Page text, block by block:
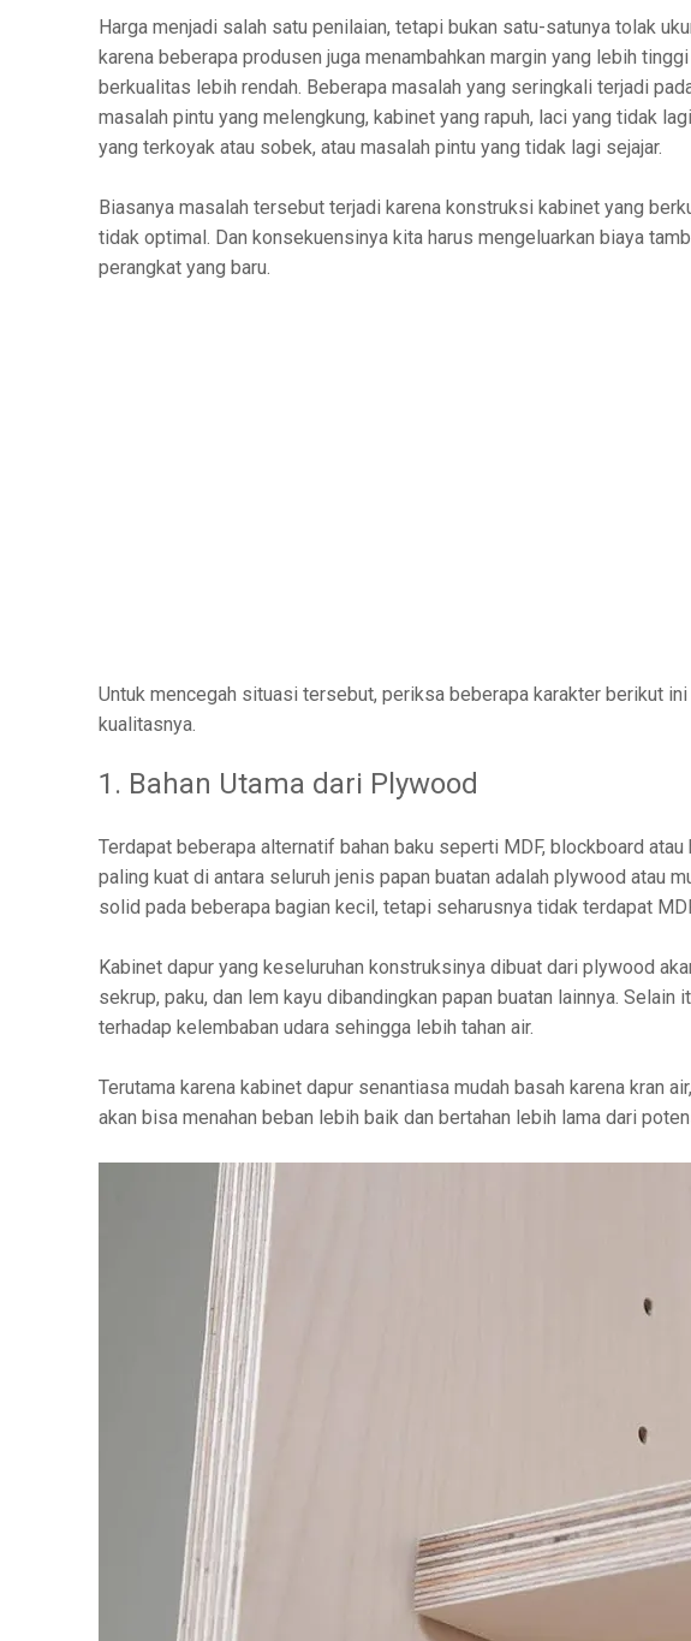
Harga menjadi salah satu penilaian, tetapi bukan satu-satunya tolak
karena beberapa produsen juga menambahkan margin yang lebih
berkualitas lebih rendah. Beberapa masalah yang seringkali terjadi
masalah pintu yang melengkung, kabinet yang rapuh, laci yang tidak
yang terkoyak atau sobek, atau masalah pintu yang tidak lagi sejajar.
Biasanya masalah tersebut terjadi karena konstruksi kabinet yang
tidak optimal. Dan konsekuensinya kita harus mengeluarkan biaya
perangkat yang baru.
Untuk mencegah situasi tersebut, periksa beberapa karakter berikut
kualitasnya.
1. Bahan Utama dari Plywood
Terdapat beberapa alternatif bahan baku seperti MDF, blockboard atau
paling kuat di antara seluruh jenis papan buatan adalah plywood atau
solid pada beberapa bagian kecil, tetapi seharusnya tidak terdapat
Kabinet dapur yang keseluruhan konstruksinya dibuat dari plywood
sekrup, paku, dan lem kayu dibandingkan papan buatan lainnya.
terhadap kelembaban udara sehingga lebih tahan air.
Terutama karena kabinet dapur senantiasa mudah basah karena kran
akan bisa menahan beban lebih baik dan bertahan lebih lama dari